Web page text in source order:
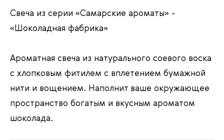
Свеча из серии «Самарские ароматы» -
«Шоколадная фабрика»
Ароматная свеча из натурального соевого воска
с хлопковым фитилем с вплетением бумажной
нити и вощением. Наполнит ваше окружающее
пространство богатым и вкусным ароматом
шоколада.